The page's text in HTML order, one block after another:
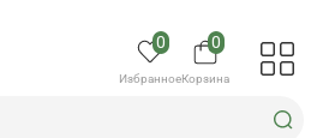
0
Избранное
0
Корзина